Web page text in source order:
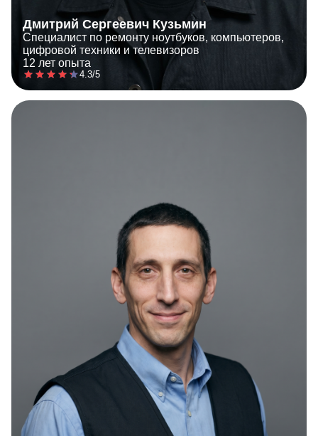
Дмитрий Сергеевич Кузьмин
Специалист по ремонту ноутбуков, компьютеров,
цифровой техники и телевизоров
12 лет опыта
4.3/5